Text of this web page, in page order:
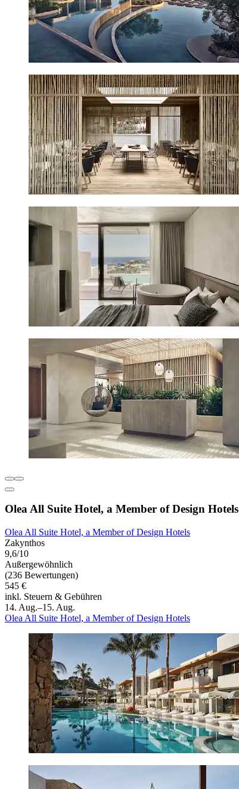
Olea All Suite Hotel, a Member of Design Hotels
Olea All Suite Hotel, a Member of Design Hotels
Zakynthos
9,6/10
Außergewöhnlich
(236 Bewertungen)
545 €
inkl. Steuern & Gebühren
14. Aug.–15. Aug.
Olea All Suite Hotel, a Member of Design Hotels